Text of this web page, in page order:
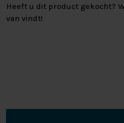
Heeft u dit product gekocht?
van vindt!